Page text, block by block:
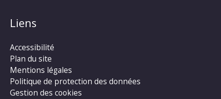
Liens
Accessibilité
Plan du site
Mentions légales
Politique de protection des données
Gestion des cookies